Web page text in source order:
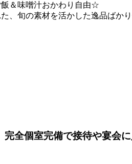
＆味噌汁おかわり自由☆
、旬の素材を活かした逸品ばか
完全個室完備で接待や宴会